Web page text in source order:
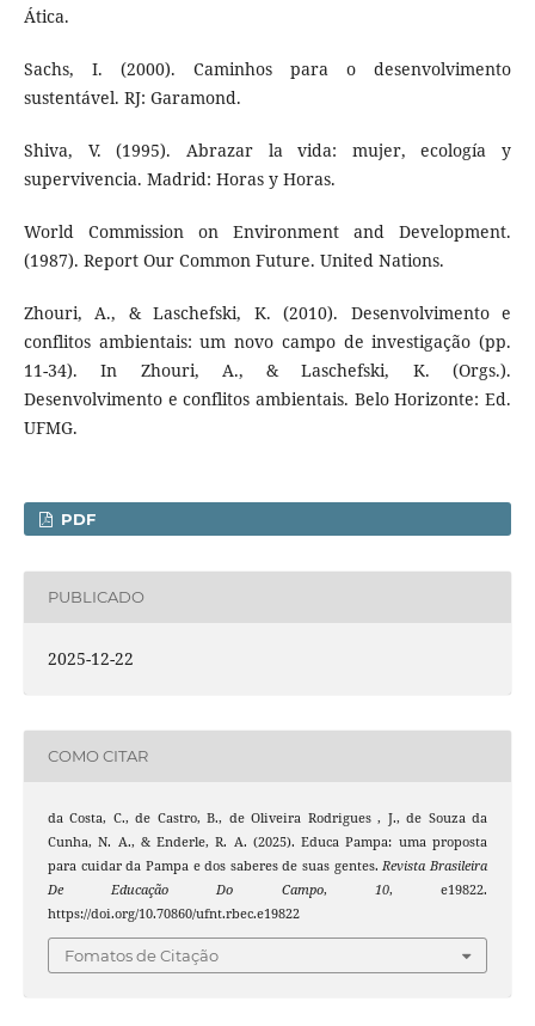
Ática.
Sachs, I. (2000). Caminhos para o desenvolvimento
sustentável. RJ: Garamond.
Shiva, V. (1995). Abrazar la vida: mujer, ecología y
supervivencia. Madrid: Horas y Horas.
World Commission on Environment and Development.
(1987). Report Our Common Future. United Nations.
Zhouri, A., & Laschefski, K. (2010). Desenvolvimento e
conflitos ambientais: um novo campo de investigação (pp.
11-34). In Zhouri, A., & Laschefski, K. (Orgs.).
Desenvolvimento e conflitos ambientais. Belo Horizonte: Ed.
UFMG.
PDF
PUBLICADO
2025-12-22
COMO CITAR
da Costa, C., de Castro, B., de Oliveira Rodrigues , J., de Souza da
Cunha, N. A., & Enderle, R. A. (2025). Educa Pampa: uma proposta
para cuidar da Pampa e dos saberes de suas gentes.Revista Brasileira
De Educação Do Campo, 10, e19822.
https://doi.org/10.70860/ufnt.rbec.e19822
Fomatos de Citação